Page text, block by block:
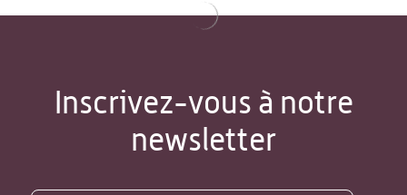
Inscrivez-vous à notre
newsletter